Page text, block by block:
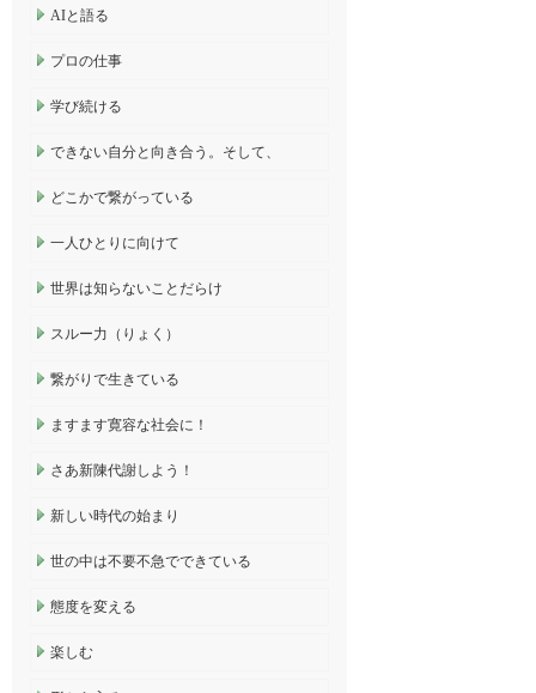
AIと語る
プロの仕事
学び続ける
できない自分と向き合う。そして、
どこかで繋がっている
一人ひとりに向けて
世界は知らないことだらけ
スルー力（りょく）
繋がりで生きている
ますます寛容な社会に！
さあ新陳代謝しよう！
新しい時代の始まり
世の中は不要不急でできている
態度を変える
楽しむ